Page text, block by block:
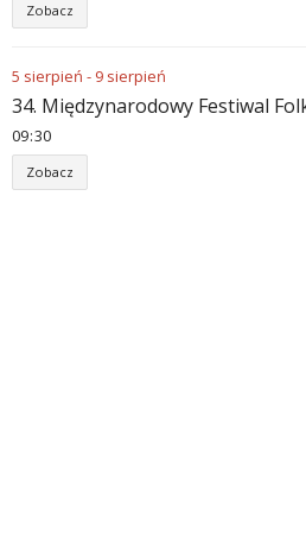
Zobacz
5 sierpień - 9 sierpień
34. Międzynarodowy Festiwal
09:30
Zobacz